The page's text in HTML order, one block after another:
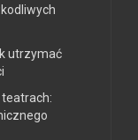
utrzymać